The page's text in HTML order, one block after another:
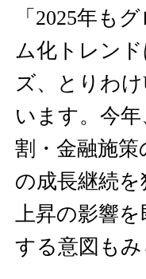
「2025年も
ム化トレンド
ズ、とりわ
います。今年
割・金融施
の成長継続
上昇の影響
する意図もみ